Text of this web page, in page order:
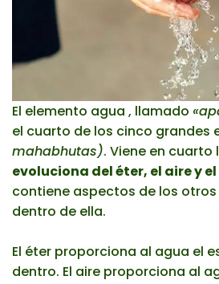
El elemento agua , llamado
el cuarto de los cinco grandes
mahabhutas). Viene en
evoluciona del éter, el aire y
contiene aspectos de los
dentro de ella.
El éter proporciona al agua el
dentro. El aire proporciona al